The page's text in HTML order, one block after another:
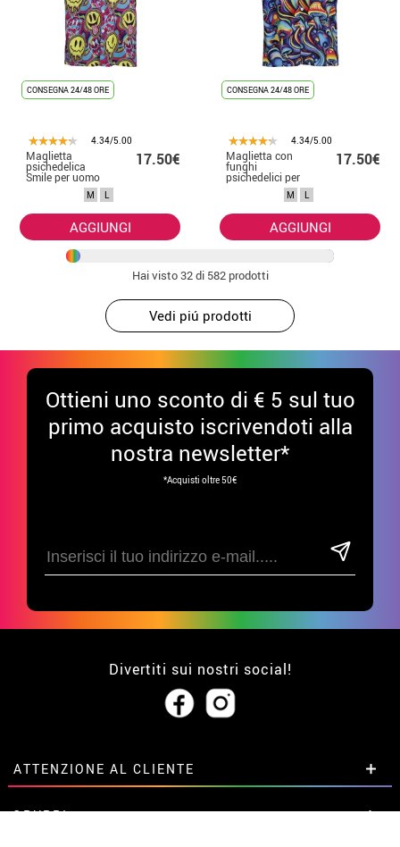
CONSEGNA 24/48 ORE
4.34/5.00
Maglietta
psichedelica
Smile per uomo
17.50€
M L
AGGIUNGI
CONSEGNA 24/48 ORE
4.34/5.00
Maglietta con
funghi
psichedelici per
uomo
17.50€
M L
AGGIUNGI
Hai visto32di 582 prodotti
Vedi piú prodotti
Ottieni uno sconto di € 5 sul tuo
primo acquisto iscrivendoti alla
nostra newsletter*
*Acquisti oltre 50€
Divertiti sui nostri social!
ATTENZIONE AL CLIENTE
• Su di noi
GRUPPI